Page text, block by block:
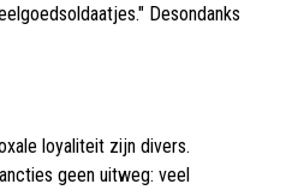
Desondanks
loyaliteit zijn divers.
geen uitweg: veel